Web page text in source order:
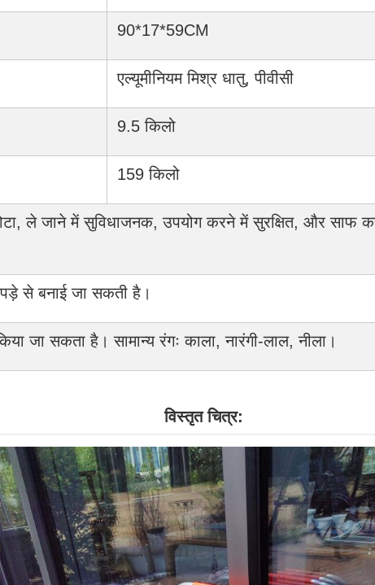
90*17*59CM
एल्यूमीनियम मिश्र धातु, पीवीसी
9.5 किलो
159 किलो
ले जाने में सुविधाजनक, उपयोग करने में सुरक्षित, और साफ
से बनाई जा सकती है।
जा सकता है। सामान्य रंगः काला, नारंगी-लाल, नीला।
विस्तृत चित्र: